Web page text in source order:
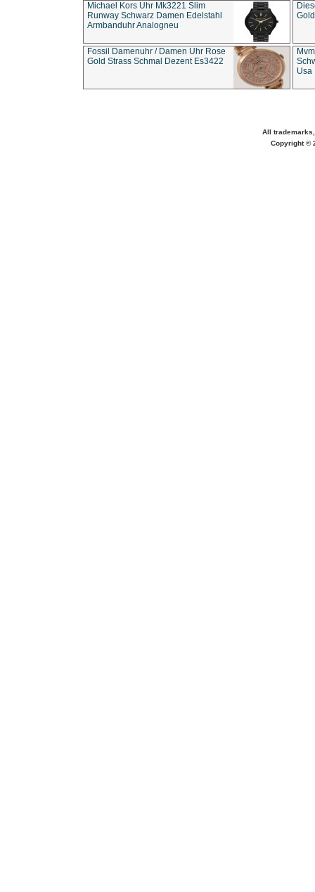
Michael Kors Uhr Mk3221 Slim
Runway Schwarz Damen Edelstahl
Armbanduhr Analogneu
Fossil Damenuhr / Damen Uhr Rose
Gold Strass Schmal Dezent Es3422
Usa
All
Copyright ©